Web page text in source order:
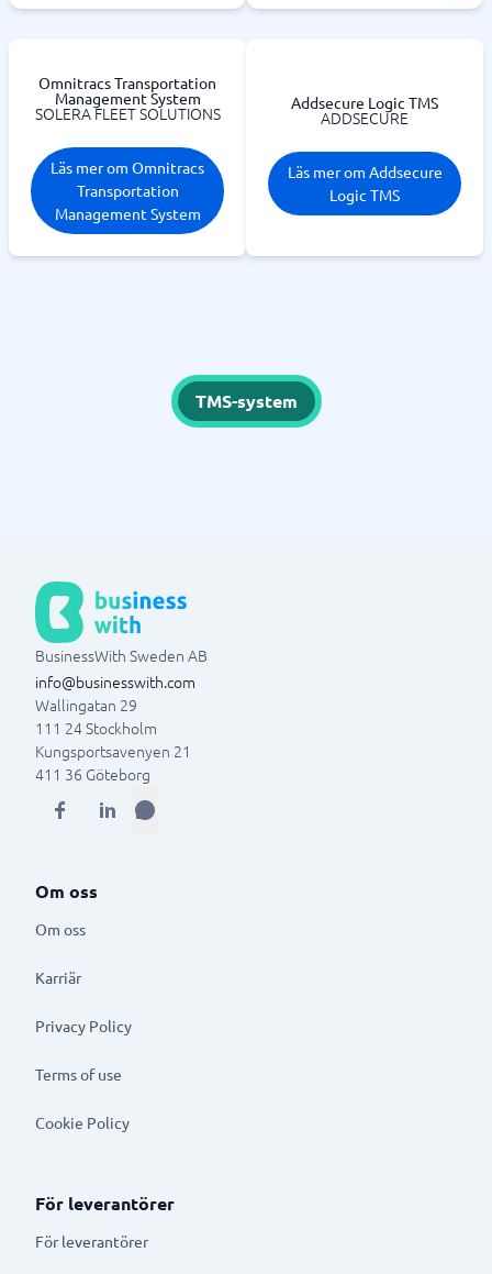
Omnitracs Transportation
Management System
SOLERA FLEET SOLUTIONS
Läs mer om Omnitracs
Transportation
Management System
Addsecure Logic TMS
ADDSECURE
Läs mer om Addsecure
Logic TMS
TMS-system
BusinessWith Sweden AB
info@businesswith.com
Wallingatan 29
111 24Stockholm
Kungsportsavenyen 21
411 36 Göteborg
Om oss
Om oss
Karriär
Privacy Policy
Terms of use
Cookie Policy
För leverantörer
För leverantörer